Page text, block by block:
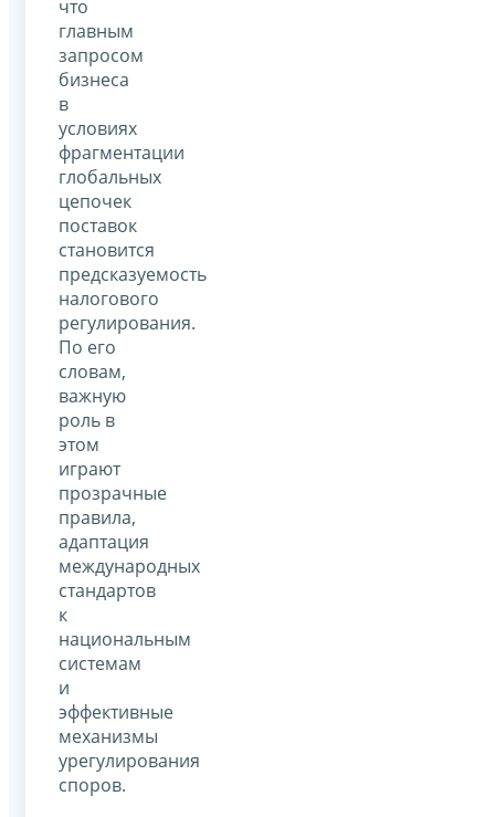
что
главным
запросом
бизнеса
в
условиях
фрагментации
глобальных
цепочек
поставок
становится
предсказуемость
налогового
регулирования.
По его
словам,
важную
роль в
этом
играют
прозрачные
правила,
адаптация
международных
стандартов
к
национальным
системам
и
эффективные
механизмы
урегулирования
споров.